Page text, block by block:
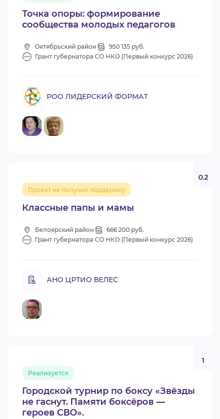
Точка опоры: формирование
сообщества молодых педагогов
Октябрьский район
950 135 руб.
Грант губернатора СО НКО (Первый конкурс 2026)
РОО ЛИДЕРСКИЙ ФОРМАТ
Классные папы и мамы
Проект не получил поддержку
0.2
Белоярский район
666 200 руб.
Грант губернатора СО НКО (Первый конкурс 2026)
АНО ЦРТИО ВЕЛЕС
Городской турнир по боксу «Звёзды
не гаснут. Памяти боксёров —
героев СВО».
Реализуется
1